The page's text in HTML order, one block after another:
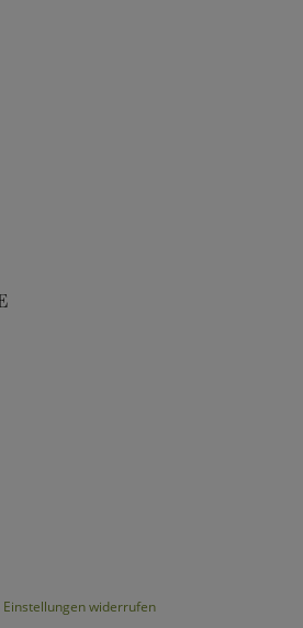
Einstellungen widerrufen